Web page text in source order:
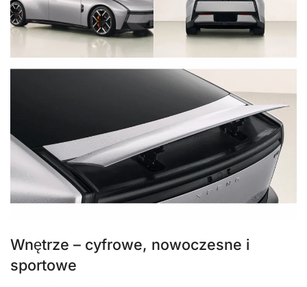
Wnętrze – cyfrowe, nowoczesne i
sportowe